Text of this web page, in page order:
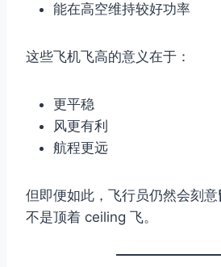
能在高空维持较好功率
这些飞机飞高的意义在于：
更平稳
风更有利
航程更远
但即便如此，飞行员仍然会刻意
不是顶着 ceiling 飞。